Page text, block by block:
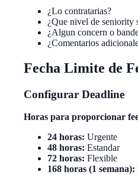
¿Lo contratarias?
¿Que nivel de seniority
¿Algun concern o
¿Comentarios
Fecha Limite de
Configurar Deadline
Horas para proporcionar
24 horas: Urgente
48 horas: Estandar
72 horas: Flexible
168 horas (1 semana):